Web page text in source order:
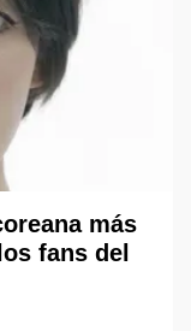
más
fans del